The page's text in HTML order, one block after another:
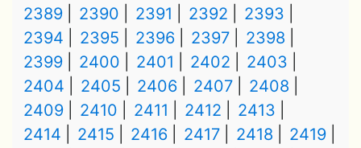
2389
2390 2391 2392
2393
2394
2395 2396 2397
2398
2399
2400 2401 2402
2403
2404
2405 2406 2407
2408
2409
2410 2411 2412
2413
2414
2415 2416 2417 2418
2419